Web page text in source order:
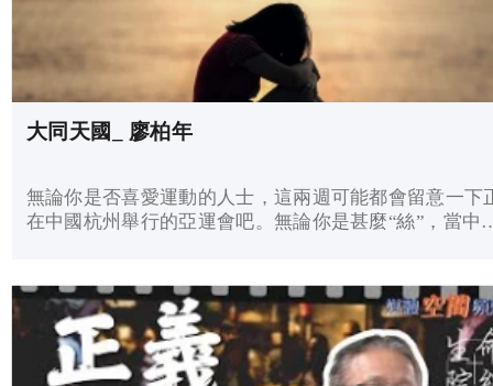
大同天國_ 廖柏年
無論你是否喜愛運動的人士，這兩週可能都會留意一下
在中國杭州舉行的亞運會吧。無論你是甚麼“絲”，當中
地塞進學子的腦裡。